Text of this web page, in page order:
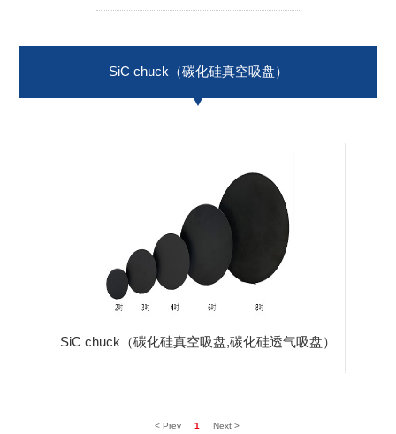
SiC chuck（碳化硅真空吸盘）
SiC chuck（碳化硅真空吸盘,碳化硅透气吸盘）
< Prev 1 Next >